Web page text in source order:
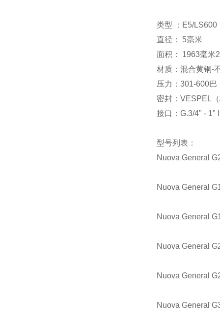
类型 ：E5/LS600
直径： 5毫米
面积： 1963毫米2
材质：混合黄铜-
压力：301-600巴
密封：VESPEL
接口：G.3/4" - 1"
型号列表：
Nuova General
Nuova General
Nuova General
Nuova General
Nuova General
Nuova General